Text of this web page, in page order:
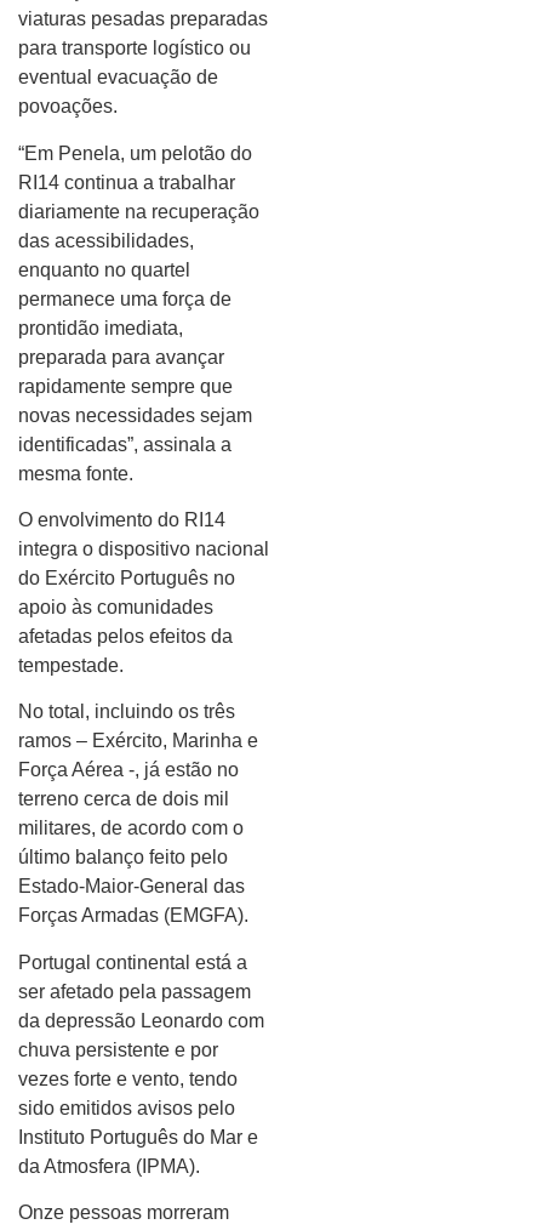
viaturas pesadas preparadas
para transporte logístico ou
eventual evacuação de
povoações.
“Em Penela, um pelotão do
RI14 continua a trabalhar
diariamente na recuperação
das acessibilidades,
enquanto no quartel
permanece uma força de
prontidão imediata,
preparada para avançar
rapidamente sempre que
novas necessidades sejam
identificadas”, assinala a
mesma fonte.
O envolvimento do RI14
integra o dispositivo nacional
do Exército Português no
apoio às comunidades
afetadas pelos efeitos da
tempestade.
No total, incluindo os três
ramos – Exército, Marinha e
Força Aérea -, já estão no
terreno cerca de dois mil
militares, de acordo com o
último balanço feito pelo
Estado-Maior-General das
Forças Armadas (EMGFA).
Portugal continental está a
ser afetado pela passagem
da depressão Leonardo com
chuva persistente e por
vezes forte e vento, tendo
sido emitidos avisos pelo
Instituto Português do Mar e
da Atmosfera (IPMA).
Onze pessoas morreram